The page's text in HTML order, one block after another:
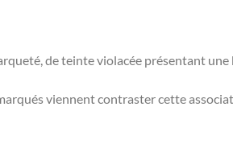
de teinte violacée présentant une
viennent contraster cette